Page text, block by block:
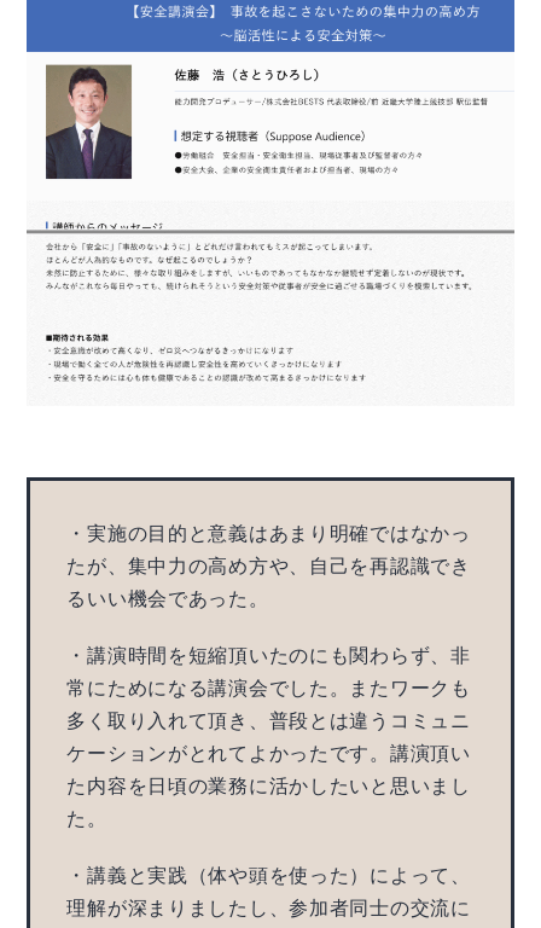
・実施の目的と意義はあまり明確ではなかっ
たが、集中力の高め方や、自己を再認識でき
るいい機会であった。
・講演時間を短縮頂いたのにも関わらず、非
常にためになる講演会でした。またワークも
多く取り入れて頂き、普段とは違うコミュニ
ケーションがとれてよかったです。講演頂い
た内容を日頃の業務に活かしたいと思いまし
た。
・講義と実践（体や頭を使った）によって、
理解が深まりましたし、参加者同士の交流に